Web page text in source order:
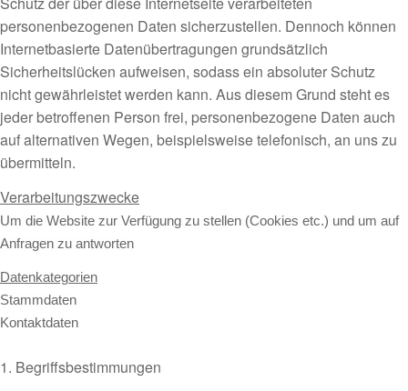
personenbezogenen Daten sicherzustellen. Dennoch können
Internetbasierte Datenübertragungen grundsätzlich
Sicherheitslücken aufweisen, sodass ein absoluter Schutz
nicht gewährleistet werden kann. Aus diesem Grund steht es
jeder betroffenen Person frei, personenbezogene Daten auch
auf alternativen Wegen, beispielsweise telefonisch, an uns zu
übermitteln.
Verarbeitungszwecke
Um die Website zur Verfügung zu stellen (Cookies etc.) und um auf
Anfragen zu antworten
Datenkategorien
Stammdaten
Kontaktdaten
1. Begriffsbestimmungen